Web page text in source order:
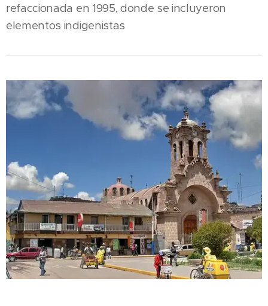
refaccionada en 1995, donde se incluyeron
elementos indigenistas